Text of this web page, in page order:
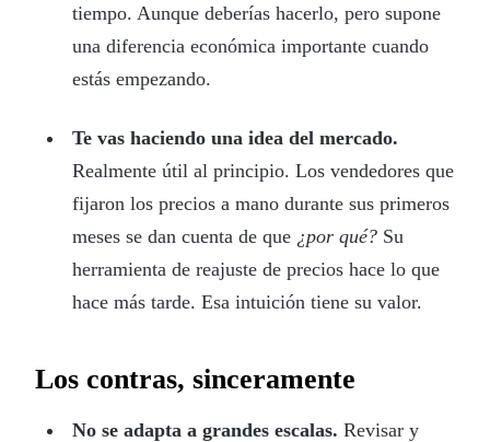
tiempo. Aunque deberías hacerlo, pero supone
una diferencia económica importante cuando
estás empezando.
Te vas haciendo una idea del mercado.
Realmente útil al principio. Los vendedores que
fijaron los precios a mano durante sus primeros
meses se dan cuenta de que ¿por qué?Su
herramienta de reajuste de precios hace lo que
hace más tarde. Esa intuición tiene su valor.
Los contras, sinceramente
No se adapta a grandes escalas. Revisar y